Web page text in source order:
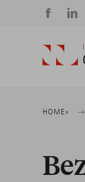
Social
HOME